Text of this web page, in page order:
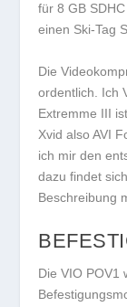
für 8 GB
einen Ski-Tag
Die
ordentlich. Ich
Extremme III
Xvid also AVI
ich mir den
dazu findet
Beschreibung
Die VIO POV1